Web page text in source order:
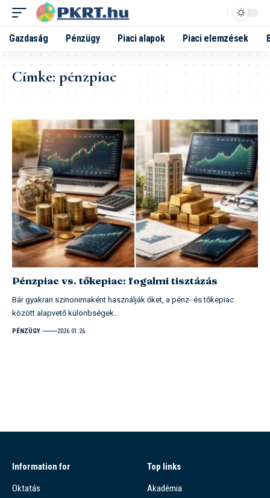
Gazdaság Pénzügy Piaci alapok Piaci elemzések
Címke:pénzpiac
Pénzpiac vs. tőkepiac: fogalmi tisztázás
Bár gyakran szinonimaként használják őket, a pénz- és tőkepiac
között alapvető különbségek…
PÉNZÜGY 2026.01.26.
Information for
Oktatás
Top links
Akadémia